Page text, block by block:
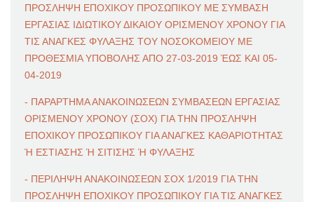
ΠΡΟΣΛΗΨΗ ΕΠΟΧΙΚΟΥ ΠΡΟΣΩΠΙΚΟΥ ΜΕ ΣΥΜΒΑΣΗ
ΕΡΓΑΣΙΑΣ ΙΔΙΩΤΙΚΟΥ ΔΙΚΑΙΟΥ ΟΡΙΣΜΕΝΟΥ ΧΡΟΝΟΥ ΓΙΑ
ΤΙΣ ΑΝΑΓΚΕΣ ΦΥΛΑΞΗΣ ΤΟΥ ΝΟΣΟΚΟΜΕΙΟΥ ΜΕ
ΠΡΟΘΕΣΜΙΑ ΥΠΟΒΟΛΗΣ ΑΠΟ 27-03-2019 ΈΩΣ ΚΑΙ 05-
04-2019
- ΠΑΡΑΡΤΗΜΑ ΑΝΑΚΟΙΝΩΣΕΩΝ ΣΥΜΒΑΣΕΩΝ ΕΡΓΑΣΙΑΣ
ΟΡΙΣΜΕΝΟΥ ΧΡΟΝΟΥ (ΣΟΧ) ΓΙΑ ΤΗΝ ΠΡΟΣΛΗΨΗ
ΕΠΟΧΙΚΟΥ ΠΡΟΣΩΠΙΚΟΥ ΓΙΑ ΑΝΑΓΚΕΣ ΚΑΘΑΡΙΟΤΗΤΑΣ
Ή ΕΣΤΙΑΣΗΣ Ή ΣΙΤΙΣΗΣ Ή ΦΥΛΑΞΗΣ
- ΠΕΡΙΛΗΨΗ ΑΝΑΚΟΙΝΩΣΕΩΝ ΣΟΧ 1/2019 ΓΙΑ ΤΗΝ
ΠΡΟΣΛΗΨΗ ΕΠΟΧΙΚΟΥ ΠΡΟΣΩΠΙΚΟΥ ΓΙΑ ΤΙΣ ΑΝΑΓΚΕΣ